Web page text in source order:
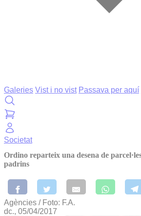
Galeries Vist i no vist Passava per aquí
Societat
Ordino reparteix una desena de
padrins
Agències / Foto: F.A.
dc., 05/04/2017